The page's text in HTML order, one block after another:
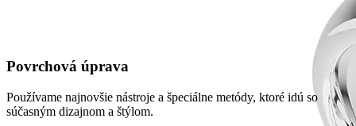
Povrchová úprava
Používame najnovšie nástroje a špeciálne metódy, ktoré idú so
súčasným dizajnom a štýlom.